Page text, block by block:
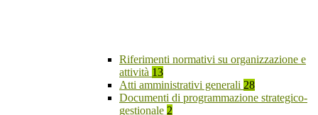
Riferimenti normativi su organizzazione e
attività 13
Atti amministrativi generali 28
Documenti di programmazione strategico-
gestionale 2